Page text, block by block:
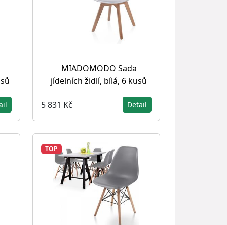
MIADOMODO Sada
jídelních židlí, bílá, 6 kusů
5 831 Kč Detail
TOP